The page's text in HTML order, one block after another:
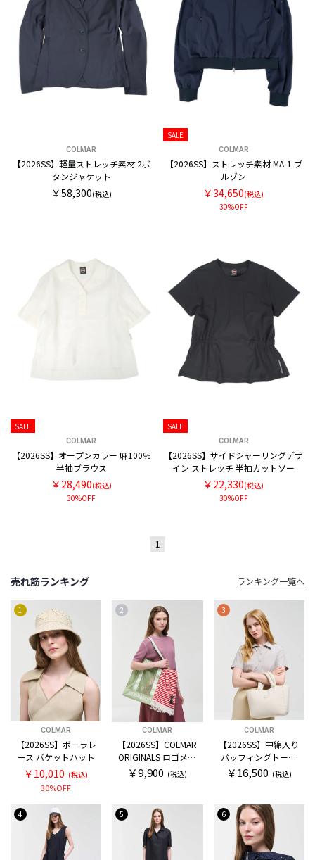
COLMAR
【2026SS】軽量ストレッチ素材 2ボ
タンジャケット
￥58,300(税込)
SALE
COLMAR
【2026SS】ストレッチ素材 MA-1 ブ
ルゾン
￥34,650(税込)
30%OFF
SALE
COLMAR
【2026SS】オープンカラー 麻100％
半袖ブラウス
￥28,490(税込)
30%OFF
SALE
COLMAR
【2026SS】サイドシャーリングデザ
イン ストレッチ 半袖カットソー
￥22,330(税込)
30%OFF
1
売れ筋ランキング ランキング一覧へ
1
COLMAR
【2026SS】ボーラレ
ース バケットハット
￥10,010 (税込)
30%OFF
2
COLMAR
【2026SS】COLMAR
ORIGINALS ロゴメッ
シュ トートバッグ
￥9,900 (税込)
3
COLMAR
【2026SS】中綿入り
パッフィングトート
バッグ
￥16,500 (税込)
4 5 6